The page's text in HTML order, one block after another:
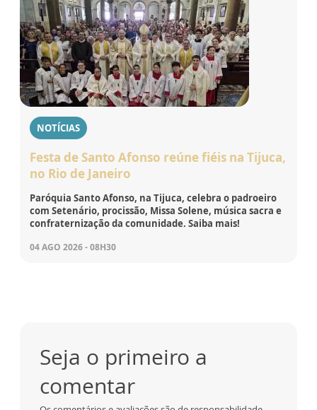
NOTÍCIAS
Festa de Santo Afonso reúne fiéis na Tijuca,
no Rio de Janeiro
Paróquia Santo Afonso, na Tijuca, celebra o padroeiro
com Setenário, procissão, Missa Solene, música sacra e
confraternização da comunidade. Saiba mais!
04 AGO 2026 - 08H30
Seja o primeiro a
comentar